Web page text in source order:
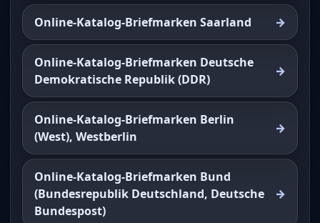
Online-Katalog-Briefmarken Saarland
Online-Katalog-Briefmarken Deutsche
Demokratische Republik (DDR)
Online-Katalog-Briefmarken Berlin
(West), Westberlin
Online-Katalog-Briefmarken Bund
(Bundesrepublik Deutschland, Deutsche
Bundespost)